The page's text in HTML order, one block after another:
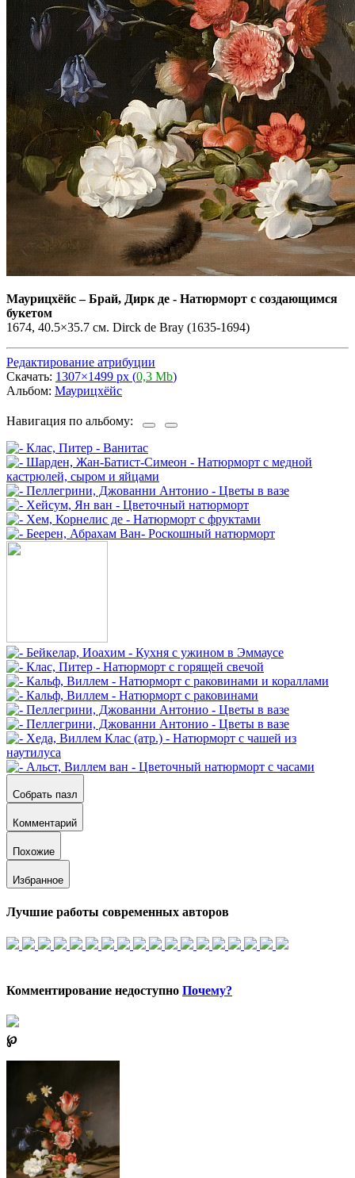
Маурицхёйс–Брай, Дирк де - Натюрморт с создающимся
букетом
1674, 40.5×35.7 см. Dirck de Bray (1635-1694)
Редактирование атрибуции
Скачать: 1307×1499 px (0,3 Mb)
Альбом: Маурицхёйс
Навигация по альбому:
Собрать пазл
Комментарий
Похожие
Избранное
Лучшие работы современных авторов
Комментирование недоступно Почему?
℘